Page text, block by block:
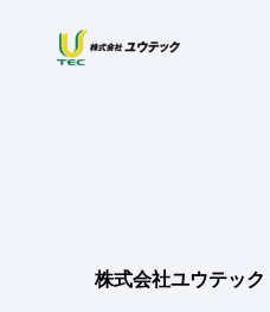
株式会社ユウテック